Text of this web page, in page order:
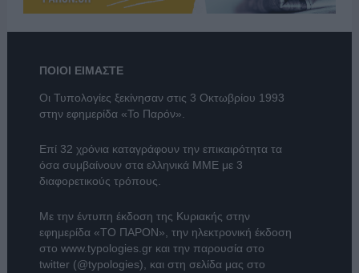
ΠΟΙΟΙ ΕΙΜΑΣΤΕ
Οι Τυπολογίες ξεκίνησαν στις 3 Οκτωβρίου 1993
στην εφημερίδα «Το Παρόν».
Επί 32 χρόνια καταγράφουν την επικαιρότητα τα
όσα συμβαίνουν στα ελληνικά ΜΜΕ με 3
διαφορετικούς τρόπους.
Με την έντυπη έκδοση της Κυριακής στην
εφημερίδα «ΤΟ ΠΑΡΟΝ» , την ηλεκτρονική έκδοση
στο www.typologies.grκαι την παρουσία στο
twitter (@typologies) , και στη σελίδα μας στο